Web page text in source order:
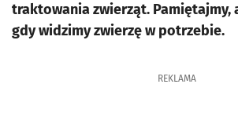
traktowania zwierząt. Pamiętajmy,
gdy widzimy zwierzę w potrzebie.
REKLAMA